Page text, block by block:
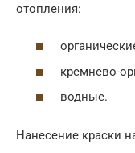
отопления:
кремнево-
водные.
Нанесение краски